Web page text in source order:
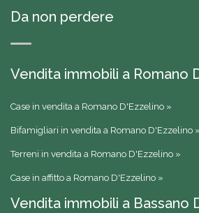
Da non perdere
Vendita immobili a Romano
Case in vendita a Romano D'Ezzelino »
Bifamigliari in vendita a Romano D'Ezzelino »
Terreni in vendita a Romano D'Ezzelino »
Case in affitto a Romano D'Ezzelino »
Vendita immobili a Bassano